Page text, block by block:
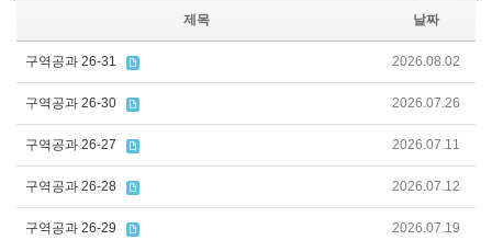
제목 날짜
구역공과 26-31 2026.08.02
구역공과 26-30 2026.07.26
구역공과 26-27 2026.07.11
구역공과 26-28 2026.07.12
구역공과 26-29 2026.07.19